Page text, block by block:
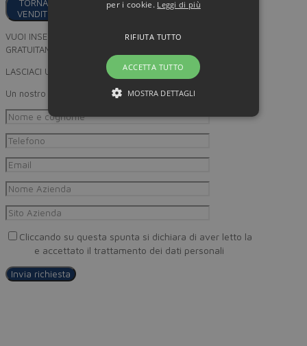
TORNA AI
VENDITORI
VUOI INSERIRE I TUOI PRODOTTI
GRATUITAMENTE SU MINORPREZZO?
LASCIACI UN RECAPITO
Un nostro incaricato provvederà a ricontattarti
Cliccando su questa spunta si dichiara di aver letto la
e accettato il trattamento dei dati personali
per i cookie. Leggi di più
ACCETTA TUTTO
RIFIUTA TUTTO
MOSTRA DETTAGLI